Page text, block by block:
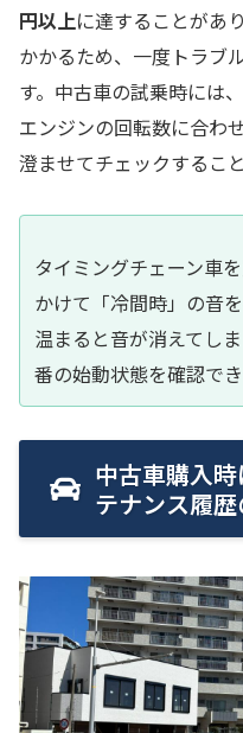
円以上に達することがあ
かかるため、一度トラブ
す。中古車の試乗時には
エンジンの回転数に合わ
澄ませてチェックするこ
タイミングチェーン車
かけて「冷間時」の音
温まると音が消えてし
番の始動状態を確認で
中古車購入
テナンス履